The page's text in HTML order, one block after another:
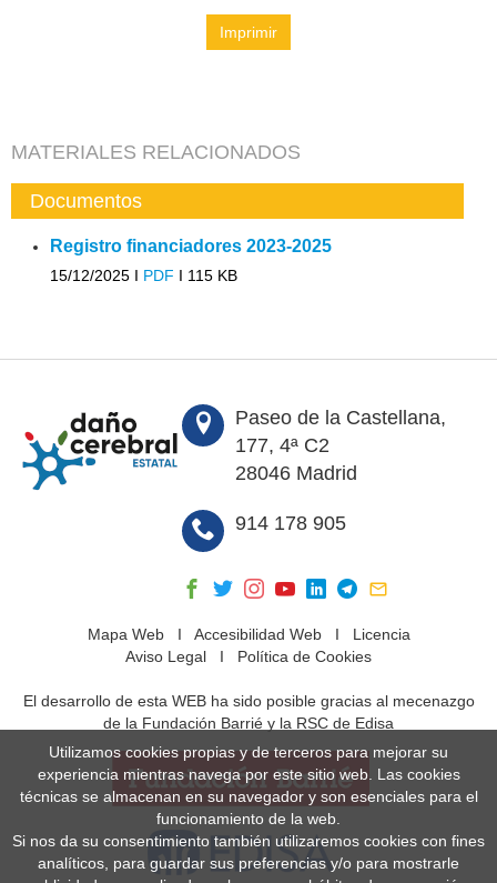
Imprimir
MATERIALES RELACIONADOS
Documentos
Registro financiadores 2023-2025
15/12/2025 I PDF I 115 KB
Paseo de la Castellana,
177, 4ª C2
28046 Madrid
914 178 905
Mapa WebI Accesibilidad WebI Licencia
Aviso Legal I Política de Cookies
El desarrollo de esta WEB ha sido posible gracias al mecenazgo
de la Fundación Barrié y la RSC de Edisa
Utilizamos cookies propias y de terceros para mejorar su
experiencia mientras navega por este sitio web. Las cookies
técnicas se almacenan en su navegador y son esenciales para el
funcionamiento de la web.
Si nos da su consentimiento también utilizaremos cookies con fines
analíticos, para guardar sus preferencias y/o para mostrarle